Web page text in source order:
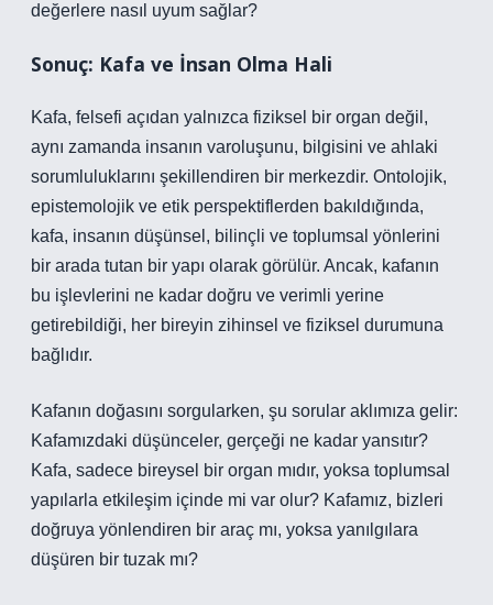
değerlere nasıl uyum sağlar?
Sonuç: Kafa ve İnsan Olma Hali
Kafa, felsefi açıdan yalnızca fiziksel bir organ değil,
aynı zamanda insanın varoluşunu, bilgisini ve ahlaki
sorumluluklarını şekillendiren bir merkezdir. Ontolojik,
epistemolojik ve etik perspektiflerden bakıldığında,
kafa, insanın düşünsel, bilinçli ve toplumsal yönlerini
bir arada tutan bir yapı olarak görülür. Ancak, kafanın
bu işlevlerini ne kadar doğru ve verimli yerine
getirebildiği, her bireyin zihinsel ve fiziksel durumuna
bağlıdır.
Kafanın doğasını sorgularken, şu sorular aklımıza gelir:
Kafamızdaki düşünceler, gerçeği ne kadar yansıtır?
Kafa, sadece bireysel bir organ mıdır, yoksa toplumsal
yapılarla etkileşim içinde mi var olur? Kafamız, bizleri
doğruya yönlendiren bir araç mı, yoksa yanılgılara
düşüren bir tuzak mı?